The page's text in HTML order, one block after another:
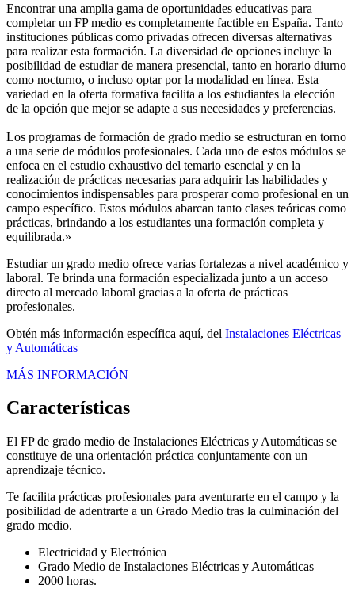
Encontrar una amplia gama de oportunidades educativas para
completar un FP medio es completamente factible en España. Tanto
instituciones públicas como privadas ofrecen diversas alternativas
para realizar esta formación. La diversidad de opciones incluye la
posibilidad de estudiar de manera presencial, tanto en horario diurno
como nocturno, o incluso optar por la modalidad en línea. Esta
variedad en la oferta formativa facilita a los estudiantes la elección
de la opción que mejor se adapte a sus necesidades y preferencias.
Los programas de formación de grado medio se estructuran en torno
a una serie de módulos profesionales. Cada uno de estos módulos se
enfoca en el estudio exhaustivo del temario esencial y en la
realización de prácticas necesarias para adquirir las habilidades y
conocimientos indispensables para prosperar como profesional en un
campo específico. Estos módulos abarcan tanto clases teóricas como
prácticas, brindando a los estudiantes una formación completa y
equilibrada.»
Estudiar un grado medio ofrece varias fortalezas a nivel académico y
laboral. Te brinda una formación especializada junto a un acceso
directo al mercado laboral gracias a la oferta de prácticas
profesionales.
Obtén más información específica aquí, del Instalaciones Eléctricas
y Automáticas
MÁS INFORMACIÓN
Características
El FP de grado medio de Instalaciones Eléctricas y Automáticas se
constituye de una orientación práctica conjuntamente con un
aprendizaje técnico.
Te facilita prácticas profesionales para aventurarte en el campo y la
posibilidad de adentrarte a un Grado Medio tras la culminación del
grado medio.
Electricidad y Electrónica
Grado Medio de Instalaciones Eléctricas y Automáticas
2000 horas.